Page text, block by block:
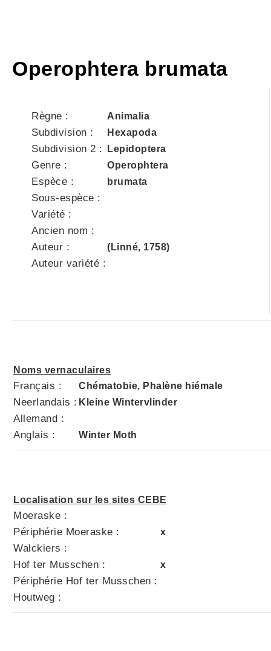
Operophtera brumata
Règne : Animalia
Subdivision : Hexapoda
Subdivision 2 : Lepidoptera
Genre : Operophtera
Espèce : brumata
Sous-espèce :
Variété :
Ancien nom :
Auteur :
(Linné, 1758)
Auteur variété :
Noms vernaculaires
Français : Chématobie, Phalène hiémale
Neerlandais : Kleine Wintervlinder
Allemand :
Anglais :
Winter Moth
Localisation sur les sites CEBE
Moeraske :
Périphérie Moeraske :
x
Walckiers :
Hof ter Musschen :
x
Périphérie Hof ter Musschen :
Houtweg :